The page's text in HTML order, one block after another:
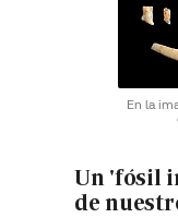
En la
Un 'fósil
de